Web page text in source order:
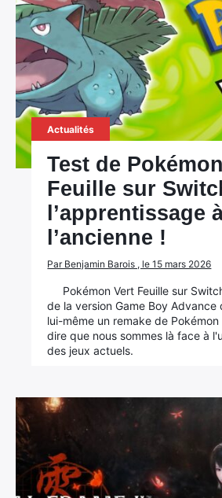
Actualités
Test de
Feuille sur
l’apprentissage
l’ancienne !
Par Benjamin Barois , le 15 mars 2026
Pokémon Vert Feuille sur
de la version Game Boy Advance
lui-même un remake de
dire que nous sommes là face à
des jeux actuels.